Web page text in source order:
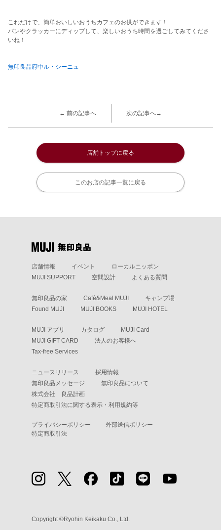
これだけで、簡単おいしいおうちカフェのお供ができます！
パンやクラッカーにディップして、楽しいおうち時間を過ごしてみてくださ
いね！
無印良品府中ル・シーニュ
← 前の記事へ 次の記事へ→
店舗トップに戻る
このお店の記事一覧に戻る
店舗情報 イベント
ローカルニッポン
MUJI SUPPORT
空間設計 よくある質問
無印良品の家 Café&Meal MUJI
キャンプ場
Found MUJI
MUJI BOOKS MUJI HOTEL
MUJI アプリ カタログ
MUJI Card
MUJI GIFT CARD
法人のお客様へ
Tax-free Services
ニュースリリース
採用情報
無印良品メッセージ
無印良品について
株式会社 良品計画
特定商取引法に関する表示・利用規約等
プライバシーポリシー
外部送信ポリシー
特定商取引法
Copyright ©Ryohin Keikaku Co., Ltd.